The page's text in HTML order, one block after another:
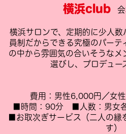
横浜club
横浜サロンで、定期的に少人数
員制だからできる究極のパーテ
の中から雰囲気の合いそうなメ
選びし、プロデュー
費用：男性6,000円／女
■時間：90分 ■人数：男女各
■お取次ぎサービス（二人の縁
す）